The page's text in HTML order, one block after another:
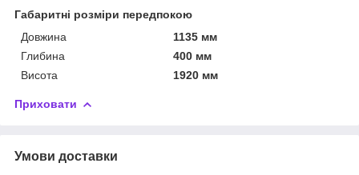
Габаритні розміри передпокою
Довжина
1135 мм
Глибина
400 мм
Висота
1920 мм
Приховати
Умови доставки